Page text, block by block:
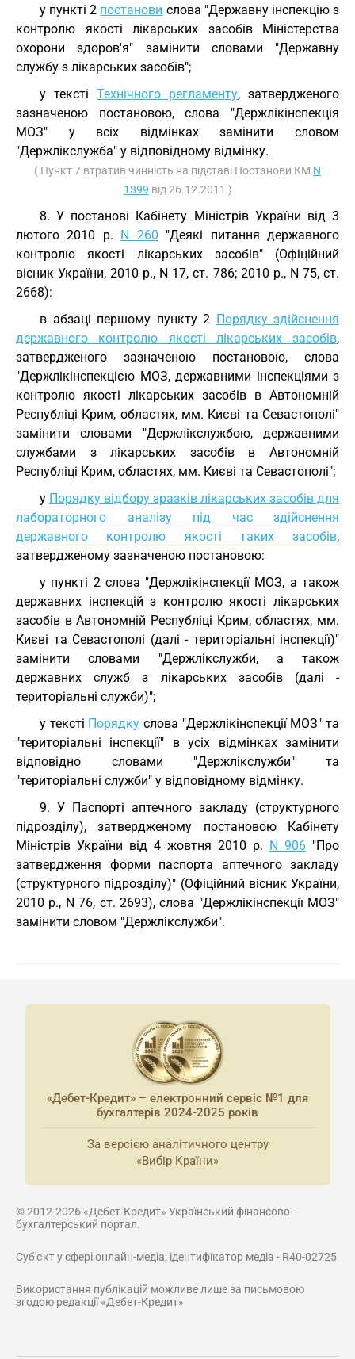
у пункті 2 постанови слова "Державну інспекцію з
контролю якості лікарських засобів Міністерства
охорони здоров'я" замінити словами "Державну
службу з лікарських засобів";
у тексті Технічного регламенту, затвердженого
зазначеною постановою, слова "Держлікінспекція
МОЗ" у всіх відмінках замінити словом
"Держлікслужба" у відповідному відмінку.
( Пункт 7 втратив чинність на підставі Постанови КМ N
1399 від 26.12.2011 )
8. У постанові Кабінету Міністрів України від 3
лютого 2010 р. N 260 "Деякі питання державного
контролю якості лікарських засобів" (Офіційний
вісник України, 2010 р., N 17, ст. 786; 2010 р., N 75, ст.
2668):
в абзаці першому пункту 2 Порядку здійснення
державного контролю якості лікарських засобів,
затвердженого зазначеною постановою, слова
"Держлікінспекцією МОЗ, державними інспекціями з
контролю якості лікарських засобів в Автономній
Республіці Крим, областях, мм. Києві та Севастополі"
замінити словами "Держлікслужбою, державними
службами з лікарських засобів в Автономній
Республіці Крим, областях, мм. Києві та Севастополі";
у Порядку відбору зразків лікарських засобів для
лабораторного аналізу під час здійснення
державного контролю якості таких засобів,
затвердженому зазначеною постановою:
у пункті 2 слова "Держлікінспекції МОЗ, а також
державних інспекцій з контролю якості лікарських
засобів в Автономній Республіці Крим, областях, мм.
Києві та Севастополі (далі - територіальні інспекції)"
замінити словами "Держлікслужби, а також
державних служб з лікарських засобів (далі -
територіальні служби)";
у тексті Порядку слова "Держлікінспекції МОЗ" та
"територіальні інспекції" в усіх відмінках замінити
відповідно словами "Держлікслужби" та
"територіальні служби" у відповідному відмінку.
9. У Паспорті аптечного закладу (структурного
підрозділу), затвердженому постановою Кабінету
Міністрів України від 4 жовтня 2010 р. N 906 "Про
затвердження форми паспорта аптечного закладу
(структурного підрозділу)" (Офіційний вісник України,
2010 р., N 76, ст. 2693), слова "Держлікінспекції МОЗ"
замінити словом "Держлікслужби".
«Дебет-Кредит» – електронний сервіс №1 для
бухгалтерів 2024-2025 років
За версією аналітичного центру
«Вибір Країни»
© 2012-2026 «Дебет-Кредит» Український фінансово-
бухгалтерський портал.
Суб'єкт у сфері онлайн-медіа; ідентифікатор медіа - R40-02725
Використання публікацій можливе лише за письмовою
згодою редакції «Дебет-Кредит»